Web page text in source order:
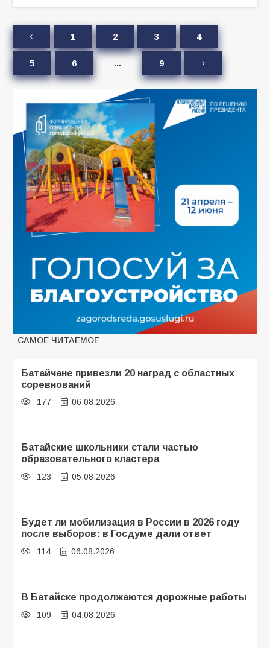
1 2 3 4
5 6 … 9
САМОЕ ЧИТАЕМОЕ
Батайчане привезли 20 наград с областных
соревнований
177 06.08.2026
Батайские школьники стали частью
образовательного кластера
123 05.08.2026
Будет ли мобилизация в России в 2026 году
после выборов: в Госдуме дали ответ
114 06.08.2026
В Батайске продолжаются дорожные работы
109 04.08.2026